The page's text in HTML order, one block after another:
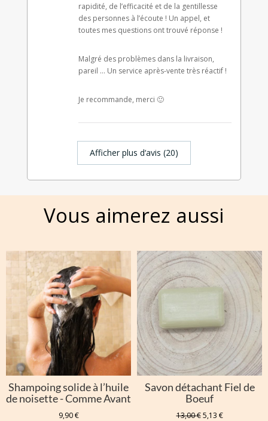
rapidité, de l’efficacité et de la gentillesse
des personnes à l’écoute ! Un appel, et
toutes mes questions ont trouvé réponse !
Malgré des problèmes dans la livraison,
pareil … Un service après-vente très réactif !
Je recommande, merci 🙂
Afficher plus d‘avis (20)
Vous aimerez aussi
Shampoing solide à l’huile
de noisette - Comme Avant
9,90€
Savon détachant Fiel de
Boeuf
13,00€ Le
5,13 €Le